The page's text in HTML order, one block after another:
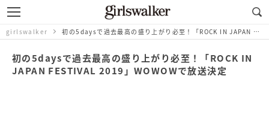
girlswalker 初の5daysで過去最高の盛り上がり必至！「ROCK IN JAPAN FESTIVAL 2019」WOWOWで放送決定
初の5daysで過去最高の盛り上がり必至！「ROCK IN
JAPAN FESTIVAL 2019」WOWOWで放送決定